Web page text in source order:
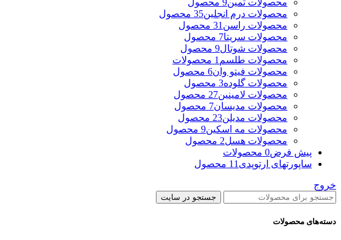
محصولات درم انجلین35 محصول
محصولات راسن 31 محصول
محصولات سریتا7 محصول
محصولات شوتال9 محصول
محصولات طلسم 1 محصولات
محصولات فیتو وان6 محصول
محصولات گلوده3 محصول
محصولات لامینین27 محصول
محصولات مدیسان7 محصول
محصولات مدیلن23 محصول
محصولات مه اسکین9 محصول
محصولات هسل2 محصول
پیش فرض0 محصولات
ساپورتهای ارتوپدی 11 محصول
خروج
جستجو در سایت
دسته‌های محصولات